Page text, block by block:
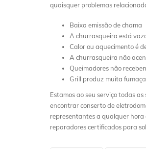
quaisquer problemas
Baixa emissão de chama
A churrasqueira está
Calor ou aquecimento é
A churrasqueira não
Queimadores não
Grill produz muita fumaça
Estamos ao seu serviço todas
encontrar conserto de
representantes a qualquer hora
reparadores certificados para